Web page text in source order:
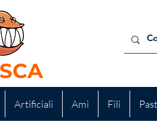
Artificiali Ami Fili